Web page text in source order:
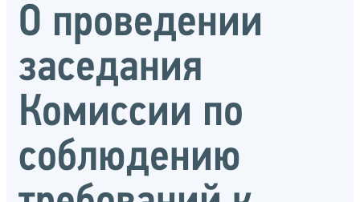
О проведении
заседания
Комиссии по
соблюдению